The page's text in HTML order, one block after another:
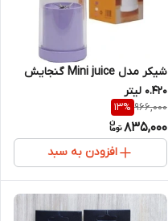
شیکر مدل Mini juice گنجایش
0.420 لیتر
966,000
13%
835,000
افزودن به سبد